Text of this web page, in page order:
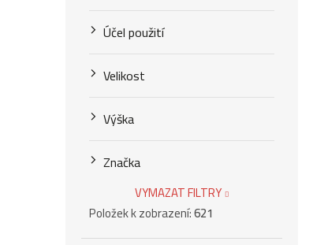
Účel použití
Velikost
Výška
Značka
VYMAZAT FILTRY
Položek k zobrazení:621